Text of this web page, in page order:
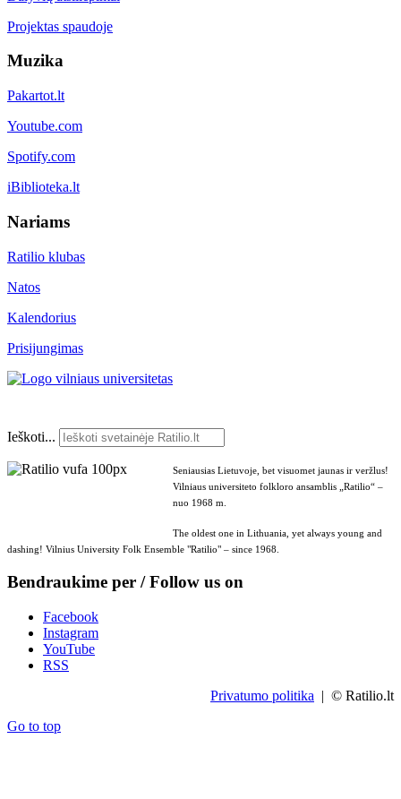
Projektas spaudoje
Muzika
Pakartot.lt
Youtube.com
Spotify.com
iBiblioteka.lt
Nariams
Ratilio klubas
Natos
Kalendorius
Prisijungimas
Ieškoti...
Seniausias Lietuvoje, bet visuomet jaunas ir veržlus!
Vilniaus universiteto folkloro ansamblis „Ratilio“ –
nuo 1968 m.
The oldest one in Lithuania, yet always young and
dashing! Vilnius University Folk Ensemble "Ratilio" – since 1968.
Bendraukime per / Follow us on
Facebook
Instagram
YouTube
RSS
Privatumo politika | © Ratilio.lt
Go to top